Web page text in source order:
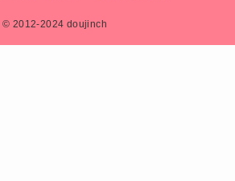
© 2012-2024 doujinch